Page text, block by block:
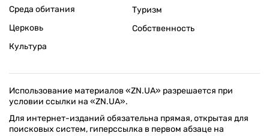
Среда обитания
Церковь
Культура
Туризм
Собственность
Использование материалов «ZN.UA» разрешается при
условии ссылки на «ZN.UA».
Для интернет-изданий обязательна прямая, открытая для
поисковых систем, гиперссылка в первом абзаце на